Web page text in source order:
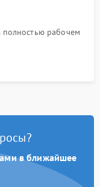
полностью рабочем
в ближайшее